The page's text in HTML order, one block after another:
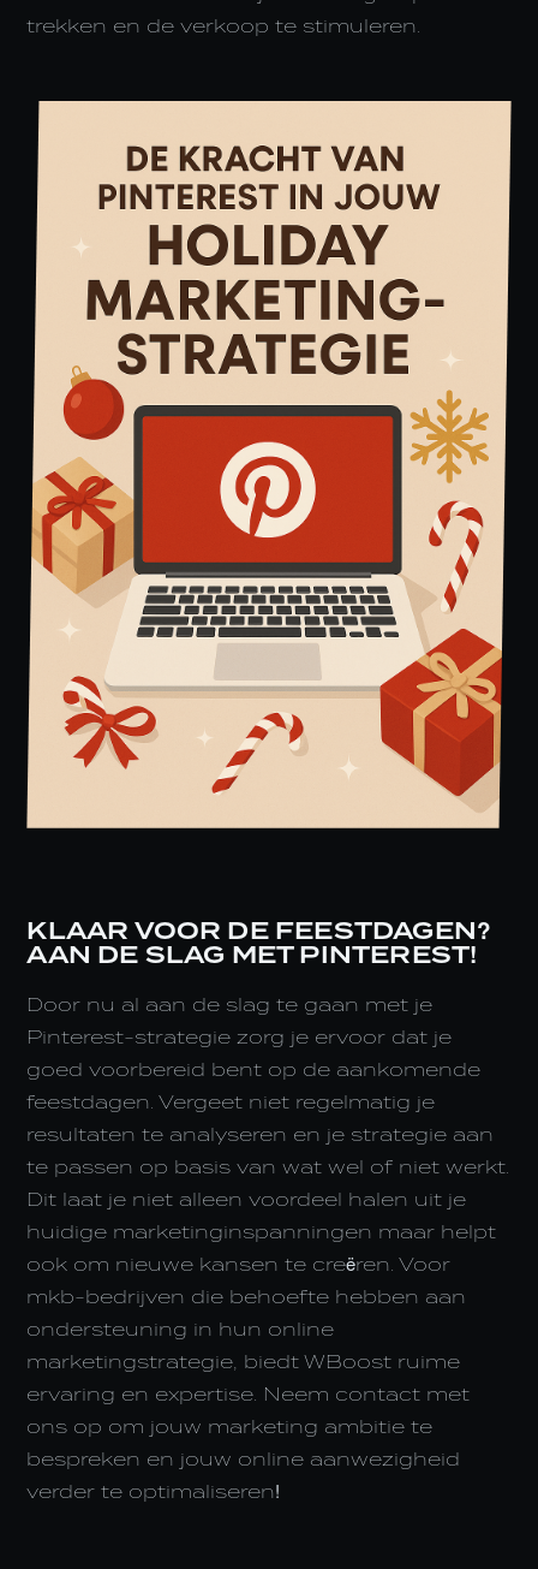
trekken en de verkoop te stimuleren.
KLAAR VOOR DE FEESTDAGEN?
AAN DE SLAG MET PINTEREST!
Door nu al aan de slag te gaan met je
Pinterest-strategie zorg je ervoor dat je
goed voorbereid bent op de aankomende
feestdagen. Vergeet niet regelmatig je
resultaten te analyseren en je strategie aan
te passen op basis van wat wel of niet werkt.
Dit laat je niet alleen voordeel halen uit je
huidige marketinginspanningen maar helpt
ook om nieuwe kansen te creëren. Voor
mkb-bedrijven die behoefte hebben aan
ondersteuning in hun online
marketingstrategie, biedt WBoost ruime
ervaring en expertise. Neem contact met
ons op om jouw marketing ambitie te
bespreken en jouw online aanwezigheid
verder te optimaliseren!